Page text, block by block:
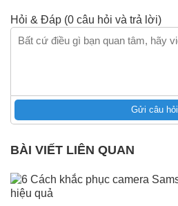
Hỏi & Đáp (0 câu hỏi và trả lời)
Gửi câu hỏi
BÀI VIẾT LIÊN QUAN